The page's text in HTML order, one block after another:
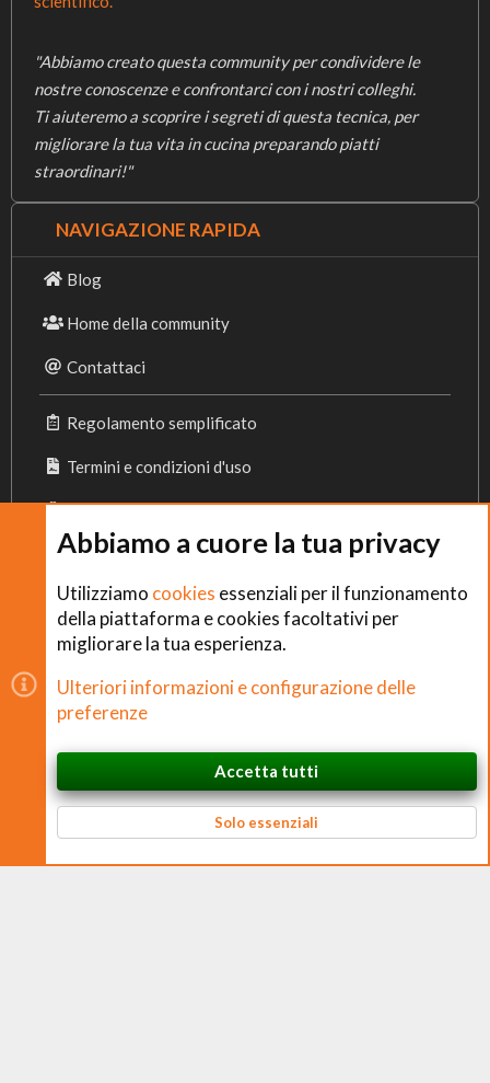
"Abbiamo creato questa community per condividere le
nostre conoscenze e confrontarci con i nostri colleghi.
Ti aiuteremo a scoprire i segreti di questa tecnica, per
migliorare la tua vita in cucina preparando piatti
straordinari!"
NAVIGAZIONE RAPIDA
Blog
Home della community
Contattaci
Regolamento semplificato
Termini e condizioni d'uso
Privacy Policy
Cookies
Copyright © CHEFS.0 Training S.R.L. 2018 − 2026
È vietata la riproduzione non autorizzata di contenuti e
CHEFS.0 Training S.R.L. – Via Ferruccio Ferrari, 2 – 42124 Reggio nell’Emilia
P. IVA 02938170350 – CF e N. Iscrizione Registro Imprese 02938170350 –
REA RE 326384 – Cap. Soc. € 10.000 i.v.
In cima Basso
Abbiamo a cuore la tua privacy
Utilizziamo cookies essenziali per il funzionamento
della piattaforma e cookies facoltativi per
migliorare la tua esperienza.
Ulteriori informazioni e configurazione delle
preferenze
Accetta tutti
Solo essenziali